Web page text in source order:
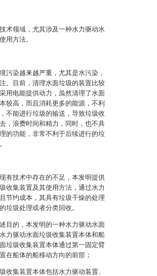
术领域，尤其涉及一种水力驱动水
用方法。
污染越来越严重，尤其是水污染，
。目前，清理水面垃圾的装置比较
用电能提供动力，虽然清理了水面
较高，而且消耗更多的能源，不利
不能进行垃圾的输送，导致垃圾收
，浪费时间和精力，同时，也不具
的功能，非常不利于后续进行的垃
有技术中存在的不足，本发明提供
收集装置及其使用方法，通过水力
节约成本，其具有垃圾干燥的处理
垃圾处理或者分类回收。
目的，本发明的一种水力驱动水面
力驱动水面垃圾收集装置本体和船
垃圾收集装置本体通过第一固定臂
在船体的船移动方向的前部；
收集装置本体包括水力驱动装置、